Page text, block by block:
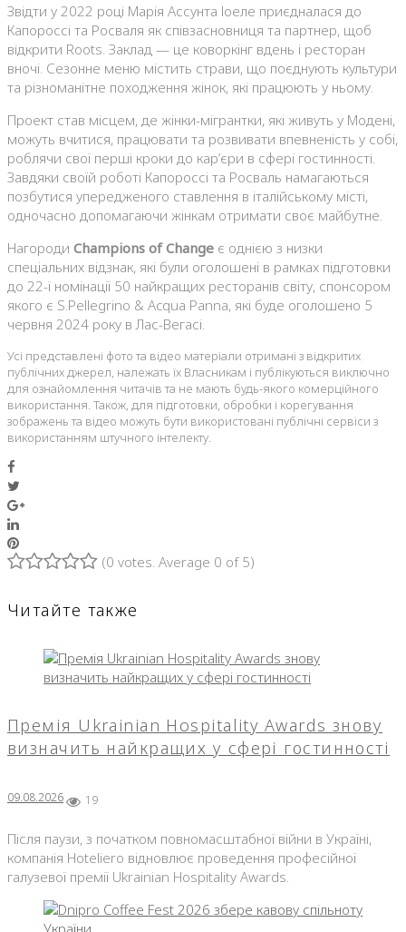
Звідти у 2022 році Марія Ассунта Іоеле приєдналася до
Капороссі та Росваля як співзасновниця та партнер, щоб
відкрити Roots. Заклад — це коворкінг вдень і ресторан
вночі. Сезонне меню містить страви, що поєднують культури
та різноманітне походження жінок, які працюють у ньому.
Проект став місцем, де жінки-мігрантки, які живуть у Модені,
можуть вчитися, працювати та розвивати впевненість у собі,
роблячи свої перші кроки до кар’єри в сфері гостинності.
Завдяки своїй роботі Капороссі та Росваль намагаються
позбутися упередженого ставлення в італійському місті,
одночасно допомагаючи жінкам отримати своє майбутне.
Нагороди Champions of Change є однією з низки
спеціальних відзнак, які були оголошені в рамках підготовки
до 22-ї номінації 50 найкращих ресторанів світу, спонсором
якого є S.Pellegrino & Acqua Panna, які буде оголошено 5
червня 2024 року в Лас-Вегасі.
Усі представлені фото та відео матеріали отримані з відкритих
публічних джерел, належать їх Власникам і публікуються виключно
для ознайомлення читачів та не мають будь-якого комерційного
використання. Також, для підготовки, обробки і корегування
зображень та відео можуть бути використовані публічні сервіси з
використанням штучного інтелекту.
Google+
LinkedIn
Pinterest
(0 votes . Average 0 of 5)
Читайте также
Премія Ukrainian Hospitality Awards знову
визначить найкращих у сфері гостинності
09.08.2026 19
Після паузи, з початком повномасштабної війни в Україні,
компанія Hoteliero відновлює проведення професійної
галузевої премії Ukrainian Hospitality Awards.